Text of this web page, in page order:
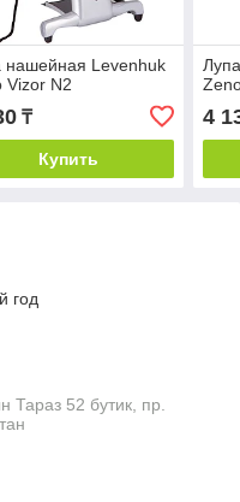
нашейная Levenhuk
Vizor N2
₸
Купить
4
год
Тараз 52 бутик, пр.